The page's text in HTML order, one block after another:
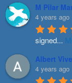
M Pilar
4 years ago
signed...
Albert
4 years ago